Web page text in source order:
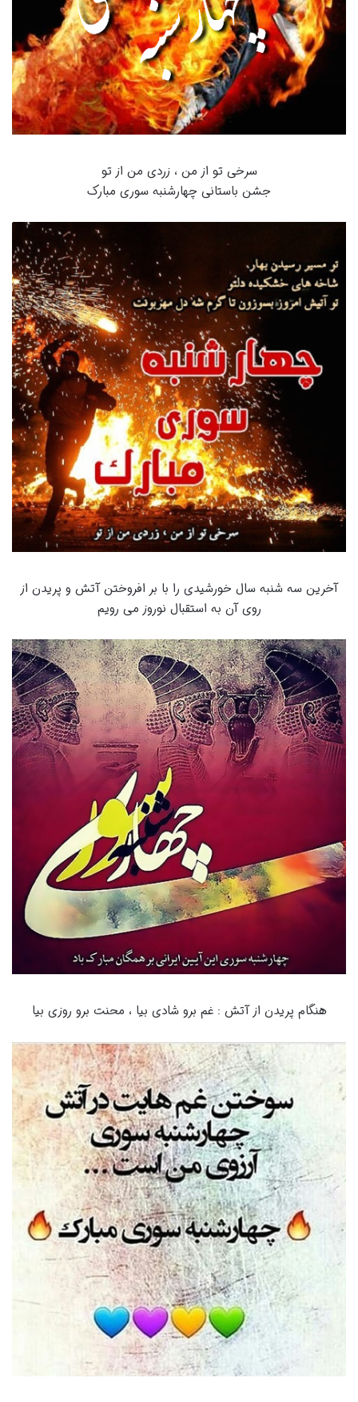
سرخی تو از من ، زردی من از تو
جشن باستانی چهارشنبه سوری مبارک
آخرین سه شنبه سال خورشیدی را با بر افروختن آتش و پریدن از
روی آن به استقبال نوروز می رویم
هنگام پریدن از آتش : غم برو شادی بیا ، محنت برو روزی بیا